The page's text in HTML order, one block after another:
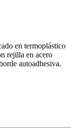
en termoplástico
rejilla en acero
autoadhesiva.